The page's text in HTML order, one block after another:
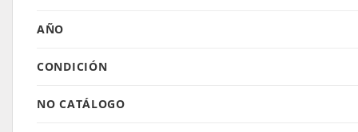
AÑO
CONDICIÓN
NO CATÁLOGO